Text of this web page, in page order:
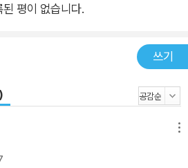
본 비용을 동시에 높이는 방향으로 작
로벌 저축 구조의 변화도 주목된다.
형이 완화될 경우 금리 하락 압력 역
심 금융 질서 역시 변화의 기로에 서
페트로달러가 미 국채에서 더 위험성
글로벌 자본 흐름에도 변화가 나타나
된 평이 없습니다.
쓰기